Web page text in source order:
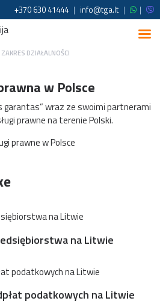
+370 630 41444 | info@tga.lt | |
ZAKRES DZIAŁALNOŚCI
w Polsce
garantas” wraz ze swoimi partnerami
prawne na terenie Polski.
na Litwie
podatkowych na Litwie